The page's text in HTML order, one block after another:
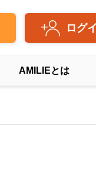
ログ
AMILIEとは